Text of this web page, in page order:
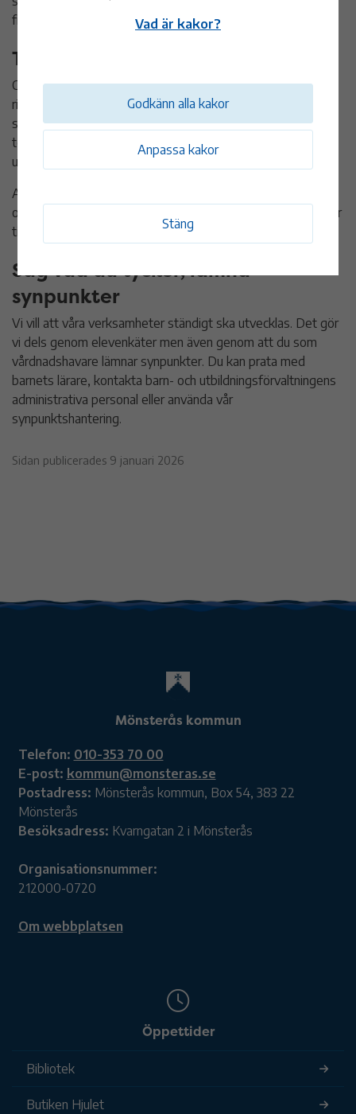
filma eller fotografera elever eller personal.
Telefon och mejl
Om du vill prata med någon ur personalen i telefon kan du
ringa till skolans personalrum. Du når lärare enklast under
skoldagen på raster. För att få tag i ditt barns lärare på
telefonen är det enklast att sms:a först, så ringer läraren
upp dig.
Att mejla till personalen går också bra. Våra mejladressen är
oftast förnamn.efternamn@monsteras.se. Kontaktuppgifter
till ditt barns lärare delas ut i början av läsåret.
Säg vad du tycker, lämna
synpunkter
Vi vill att våra verksamheter ständigt ska utvecklas. Det gör
vi dels genom elevenkäter men även genom att du som
vårdnadshavare lämnar synpunkter. Du kan prata med
barnets lärare, kontakta barn- och utbildningsförvaltningens
administrativa personal eller använda vår
synpunktshantering.
Sidan publicerades 9 januari 2026
Mönsterås kommun
Telefon: 010-353 70 00
E-post: kommun@monsteras.se
Postadress: Mönsterås kommun, Box 54, 383 22
Mönsterås
Besöksadress: Kvarngatan 2 i Mönsterås
Organisationsnummer:
212000-0720
Om webbplatsen
Öppettider
Bibliotek
Butiken Hjulet
Vad är kakor?
Anpassa kakor
Stäng
Godkänn alla kakor